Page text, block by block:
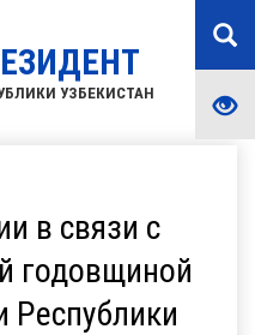
УЗБЕКИСТАН
в связи с
годовщиной
Республики